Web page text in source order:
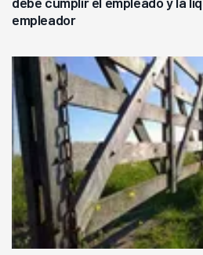
empleador